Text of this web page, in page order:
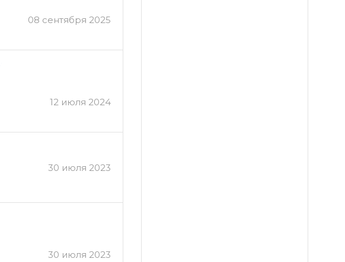
08 сентября 2025
12 июля 2024
30 июля 2023
30 июля 2023